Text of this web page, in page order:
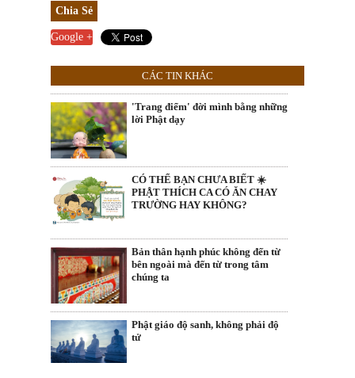
Chia Sẻ
Google +
CÁC TIN KHÁC
'Trang điểm' đời mình bằng những
lời Phật dạy
CÓ THỂ BẠN CHƯA BIẾT ☀️
PHẬT THÍCH CA CÓ ĂN CHAY
TRƯỜNG HAY KHÔNG?
Bản thân hạnh phúc không đến từ
bên ngoài mà đến từ trong tâm
chúng ta
Phật giáo độ sanh, không phải độ
tử